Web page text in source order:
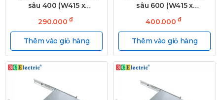
sâu 400 (W415 x
D300mm)
290.000₫
Thêm vào giỏ hàng
sâu 600 (W415 x
D480mm)
400.000₫
Thêm vào giỏ hàng